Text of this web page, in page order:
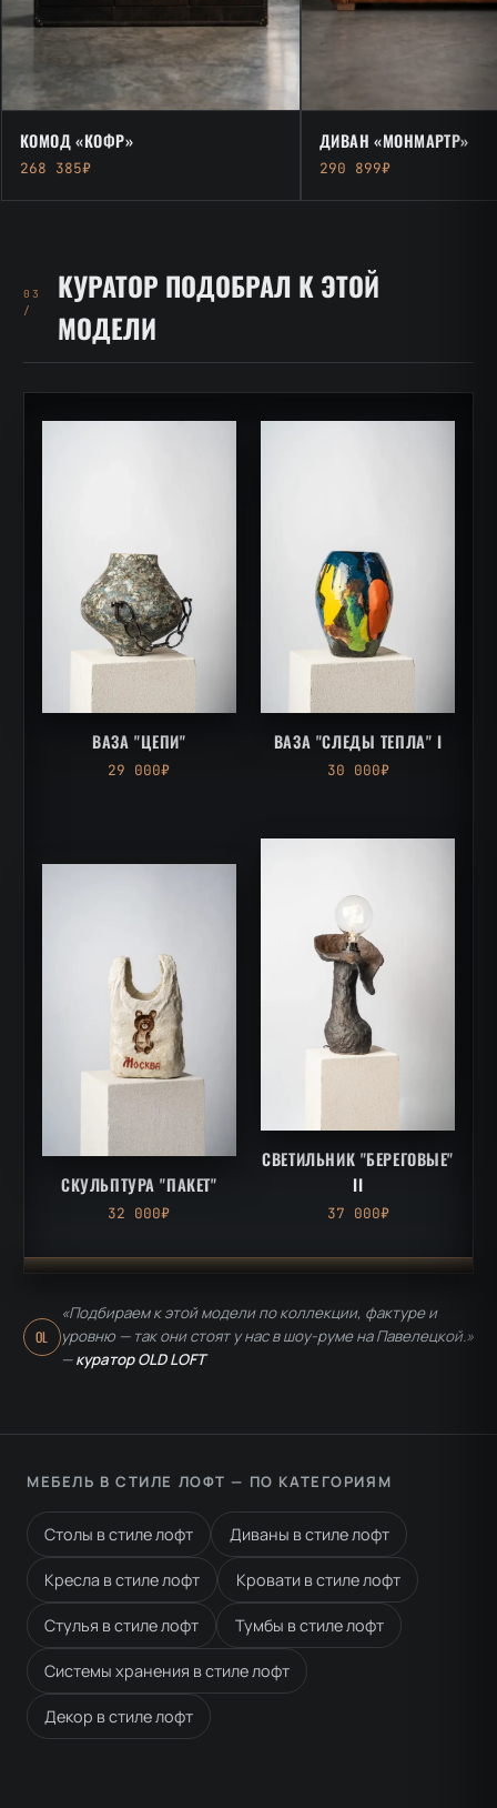
КОМОД «КОФР»
268 385₽
ДИВАН «МОНМАРТР»
290 899₽
03
/
КУРАТОР ПОДОБРАЛ К ЭТОЙ
МОДЕЛИ
ВАЗА "ЦЕПИ"
29 000₽
ВАЗА "СЛЕДЫ ТЕПЛА" I
30 000₽
СКУЛЬПТУРА "ПАКЕТ"
32 000₽
СВЕТИЛЬНИК "БЕРЕГОВЫЕ"
II
37 000₽
OL
«Подбираем к этой модели по коллекции, фактуре и
уровню — так они стоят у нас в шоу-руме на Павелецкой.»
—куратор OLD LOFT
МЕБЕЛЬ В СТИЛЕ ЛОФТ — ПО КАТЕГОРИЯМ
Столы в стиле лофт Диваны в стиле лофт
Кресла в стиле лофт Кровати в стиле лофт
Стулья в стиле лофт Тумбы в стиле лофт
Системы хранения в стиле лофт
Декор в стиле лофт